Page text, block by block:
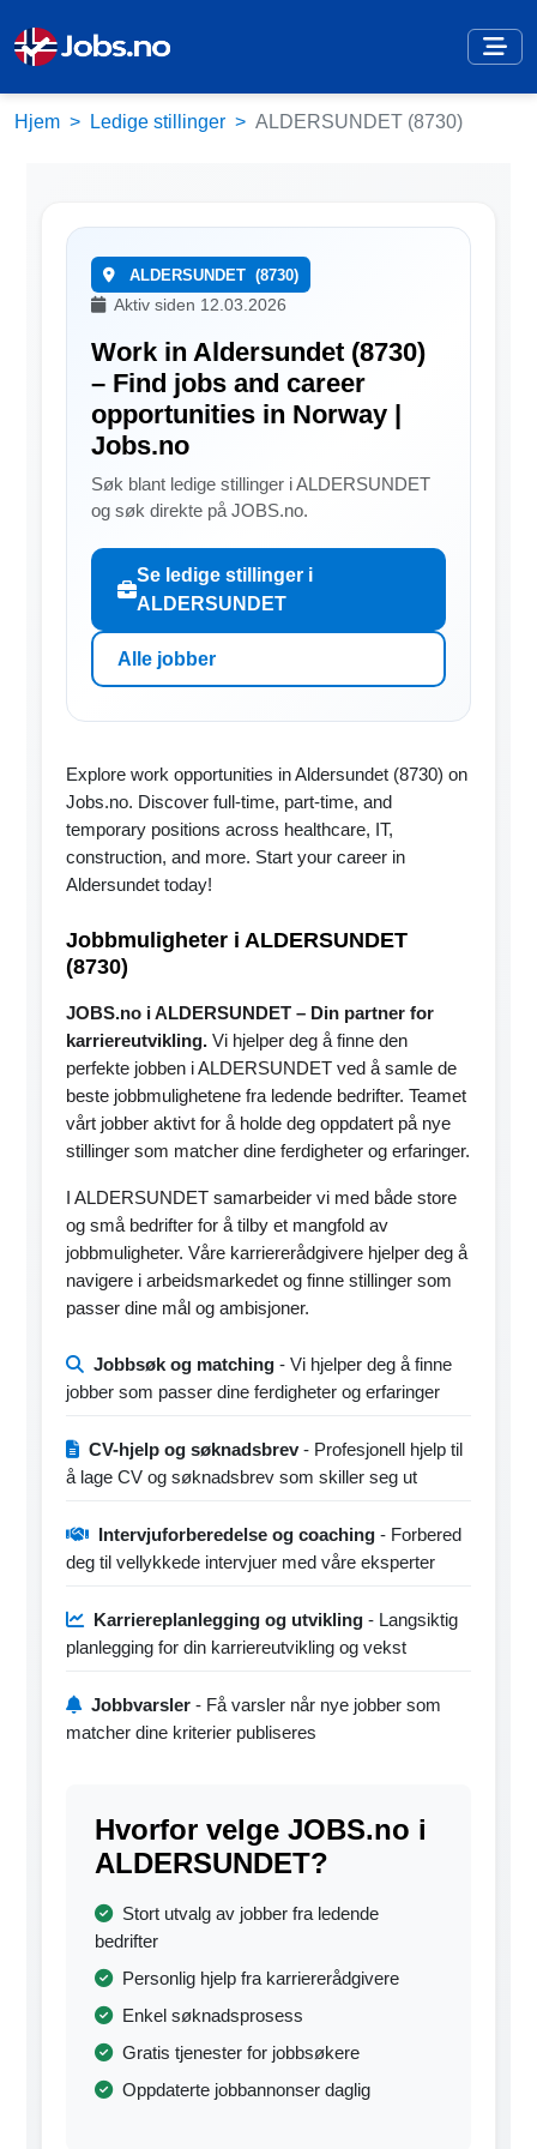
Hjem Ledige stillinger ALDERSUNDET (8730)
ALDERSUNDET (8730)
Aktiv siden 12.03.2026
Work in Aldersundet (8730)
– Find jobs and career
opportunities in Norway |
Jobs.no
Søk blant ledige stillinger i ALDERSUNDET
og søk direkte på JOBS.no.
Se ledige stillinger i
ALDERSUNDET
Alle jobber
Explore work opportunities in Aldersundet (8730) on
Jobs.no. Discover full-time, part-time, and
temporary positions across healthcare, IT,
construction, and more. Start your career in
Aldersundet today!
Jobbmuligheter i ALDERSUNDET
(8730)
JOBS.no i ALDERSUNDET – Din partner for
karriereutvikling. Vi hjelper deg å finne den
perfekte jobben i ALDERSUNDET ved å samle de
beste jobbmulighetene fra ledende bedrifter. Teamet
vårt jobber aktivt for å holde deg oppdatert på nye
stillinger som matcher dine ferdigheter og erfaringer.
I ALDERSUNDET samarbeider vi med både store
og små bedrifter for å tilby et mangfold av
jobbmuligheter. Våre karriererådgivere hjelper deg å
navigere i arbeidsmarkedet og finne stillinger som
passer dine mål og ambisjoner.
Jobbsøk og matching - Vi hjelper deg å finne
jobber som passer dine ferdigheter og erfaringer
CV-hjelp og søknadsbrev- Profesjonell hjelp til
å lage CV og søknadsbrev som skiller seg ut
Intervjuforberedelse og coaching - Forbered
deg til vellykkede intervjuer med våre eksperter
Karriereplanlegging og utvikling - Langsiktig
planlegging for din karriereutvikling og vekst
Jobbvarsler - Få varsler når nye jobber som
matcher dine kriterier publiseres
Hvorfor velge JOBS.no i
ALDERSUNDET?
Stort utvalg av jobber fra ledende
bedrifter
Personlig hjelp fra karriererådgivere
Enkel søknadsprosess
Gratis tjenester for jobbsøkere
Oppdaterte jobbannonser daglig